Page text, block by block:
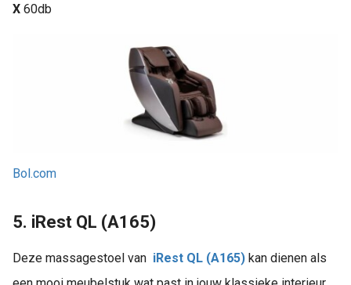
X 60db
Bol.com
5. iRest QL (A165)
Deze massagestoel van iRest QL (A165) kan dienen als